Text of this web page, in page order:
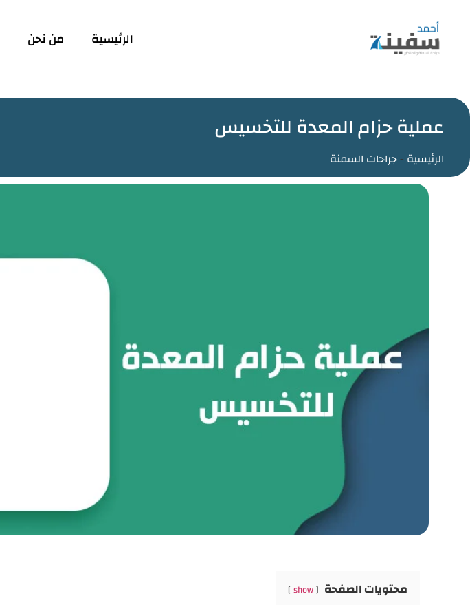
الرئيسية من نحن
عملية حزام المعدة للتخسيس
الرئيسية -جراحات السمنة
محتويات الصفحة show